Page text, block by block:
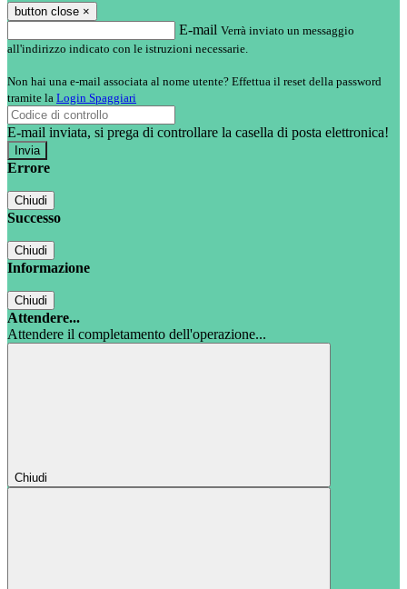
button close ×
E-mail Verrà inviato un messaggio
all'indirizzo indicato con le istruzioni necessarie.
Non hai una e-mail associata al nome utente? Effettua il reset della password
tramite la Login Spaggiari
E-mail inviata, si prega di controllare la casella di posta elettronica!
Errore
Chiudi
Successo
Chiudi
Informazione
Chiudi
Attendere...
Attendere il completamento dell'operazione...
Chiudi